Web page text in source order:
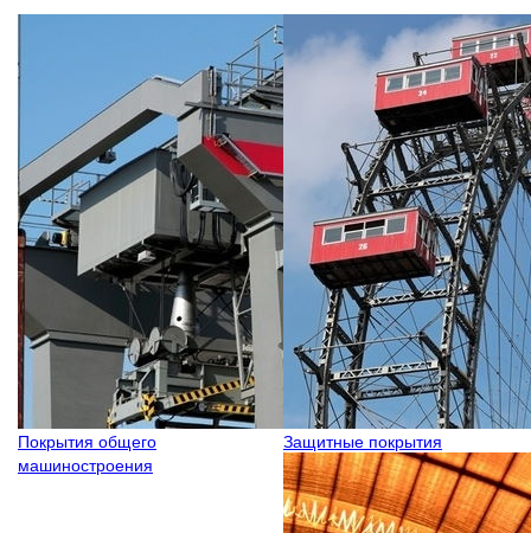
Покрытия общего
машиностроения
Защитные покрытия